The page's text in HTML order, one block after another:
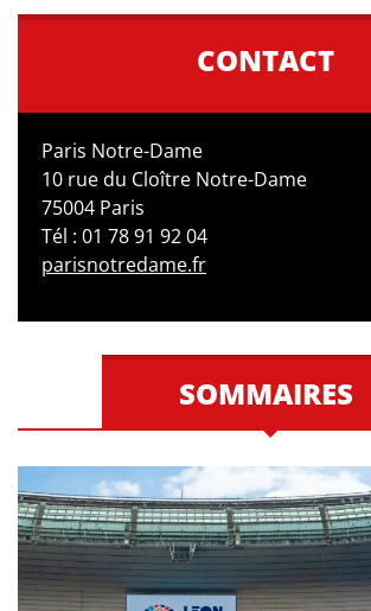
CONTACT
Paris Notre-Dame
10 rue du Cloître Notre-Dame
75004 Paris
Tél : 01 78 91 92 04
parisnotredame.fr
SOMMAIRES